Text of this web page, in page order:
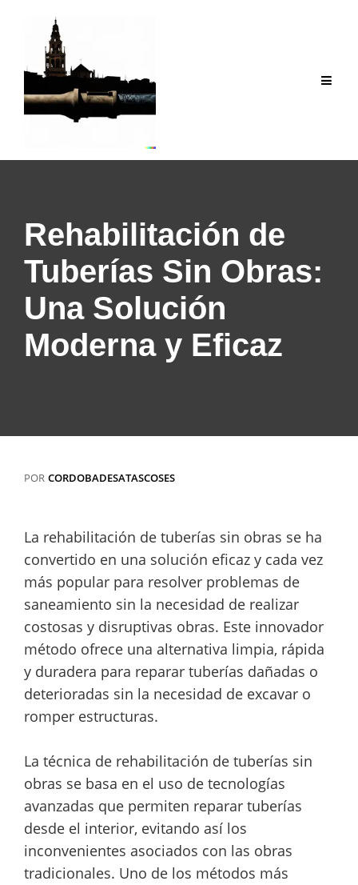
contenido
Rehabilitación de
Tuberías Sin Obras:
Una Solución
Moderna y Eficaz
POR CORDOBADESATASCOSES
La rehabilitación de tuberías sin obras se ha
convertido en una solución eficaz y cada vez
más popular para resolver problemas de
saneamiento sin la necesidad de realizar
costosas y disruptivas obras. Este innovador
método ofrece una alternativa limpia, rápida
y duradera para reparar tuberías dañadas o
deterioradas sin la necesidad de excavar o
romper estructuras.
La técnica de rehabilitación de tuberías sin
obras se basa en el uso de tecnologías
avanzadas que permiten reparar tuberías
desde el interior, evitando así los
inconvenientes asociados con las obras
tradicionales. Uno de los métodos más